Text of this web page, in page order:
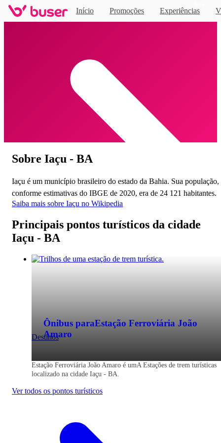
Início Promoções Experiências
Home
Destinos
Sobre Iaçu - BA
Iaçu é um município brasileiro do estado da Bahia. Sua população,
conforme estimativas do IBGE de 2020, era de 24 121 habitantes.
Saiba mais sobre Iaçu no Wikipedia
Principais pontos turísticos da cidade
Iaçu - BA
Ônibus paraEstação Ferroviária João
Amaro
Estação Ferroviária João Amaro é umA Estações de trem turísticas
localizado na cidade Iaçu - BA.
Ver todos os pontos turísticos